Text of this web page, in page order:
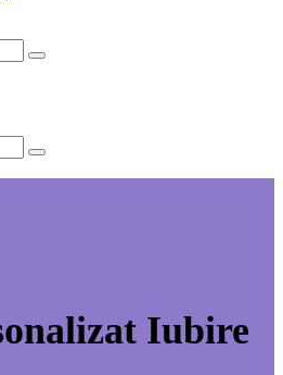
Iubire